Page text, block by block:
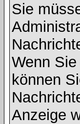
Sie
Wenn
können
Anzeige